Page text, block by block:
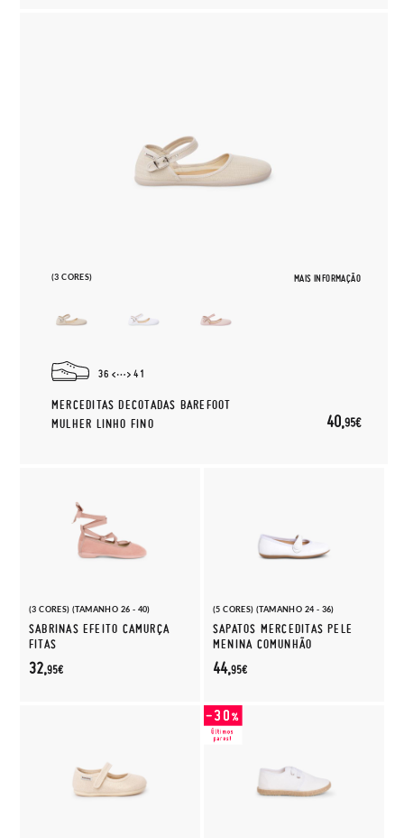
(3 CORES) MAIS INFORMAÇÃO
36 41
MERCEDITAS DECOTADAS BAREFOOT
MULHER LINHO FINO
40,95€
(3 CORES) (TAMANHO 26 - 40)
SABRINAS EFEITO CAMURÇA
FITAS
32,95€
(5 CORES) (TAMANHO 24 - 36)
SAPATOS MERCEDITAS PELE
MENINA COMUNHÃO
44,95€